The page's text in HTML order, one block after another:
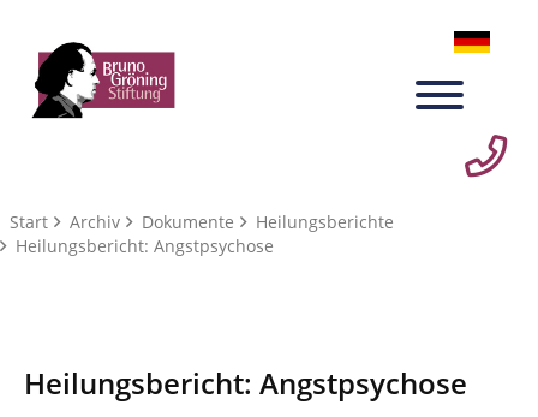
Start Archiv Dokumente Heilungsberichte
Heilungsbericht: Angstpsychose
Heilungsbericht: Angstpsychose